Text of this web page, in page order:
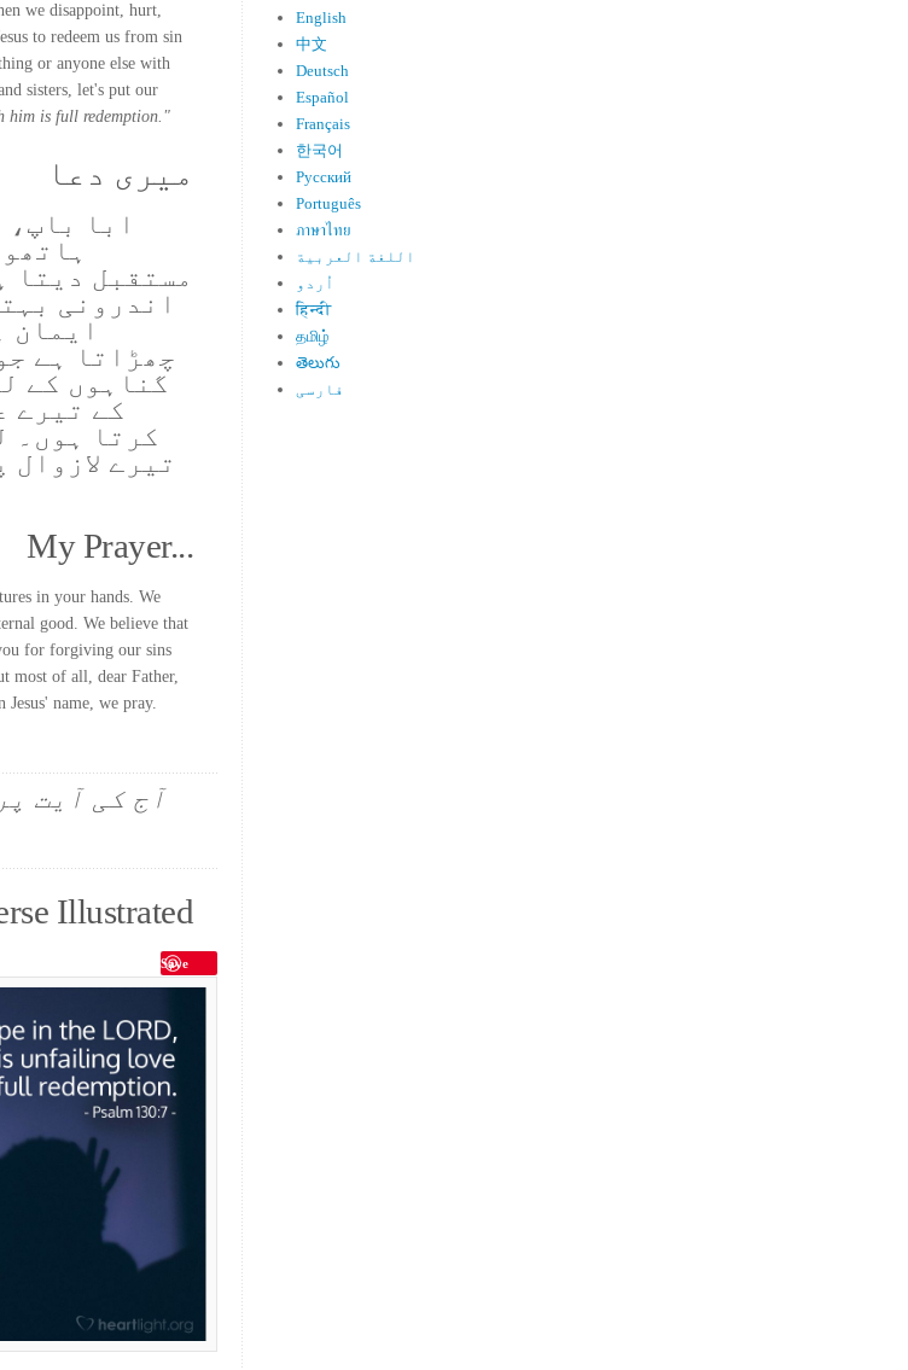
we disappoint, hurt,
to redeem us from sin
or anyone else with
sisters, let's put our
him is full redemption."
میری دعا
ابا
مستقبل دیتا
اندرونی
ایمان
چھڑاتا ہے
گناہوں کے
کے تیرے
کرتا ہوں۔
تیرے
My Prayer...
in your hands. We
good. We believe that
for forgiving our sins
most of all, dear Father,
Jesus' name, we pray.
آج کی آیت
Illustrated
Save
English
中文
Deutsch
Español
Français
한국어
Русский
Português
ภาษาไทย
اللغة العربية
اُردو
हिन्दी
தமிழ்
తెలుగు
فارسی